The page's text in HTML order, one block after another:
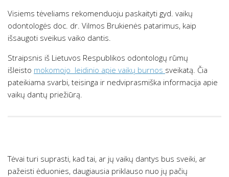
Visiems tėveliams rekomenduoju paskaityti gyd. vaikų
odontologės doc. dr. Vilmos Brukienės patarimus, kaip
išsaugoti sveikus vaiko dantis.
Straipsnis iš Lietuvos Respublikos odontologų rūmų
išleisto mokomojo leidinio apie vaikų burnos sveikatą. Čia
pateikiama svarbi, teisinga ir nedviprasmiška informacija apie
vaikų dantų priežiūrą.
Tėvai turi suprasti, kad tai, ar jų vaikų dantys bus sveiki, ar
pažeisti ėduonies, daugiausia priklauso nuo jų pačių